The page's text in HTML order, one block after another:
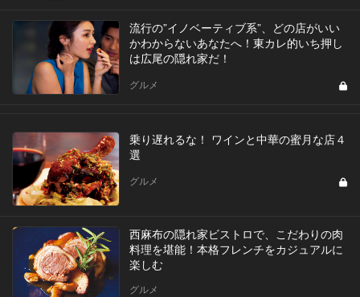
流行の”イノベーティブ系”、どの店がいい
かわからないあなたへ！東カレ的いち押し
は広尾の隠れ家だ！
グルメ
乗り遅れるな！ ワインと中華の蜜月な店４
選
グルメ
西麻布の隠れ家ビストロで、こだわりの肉
料理を堪能！本格フレンチをカジュアルに
楽しむ
グルメ